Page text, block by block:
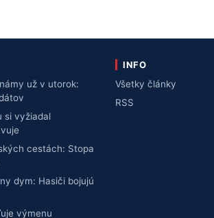
už v utorok:
si vyžiadal
cestách: Stopa
dym: Hasiči bojujú
výmenu
INFO
Všetky články
RSS